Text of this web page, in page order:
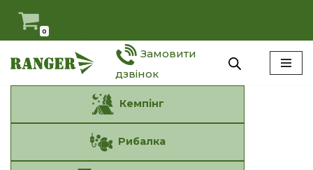
Перейти
до
вмісту
0
Замовити
дзвінок
Кемпінг
Рибалка